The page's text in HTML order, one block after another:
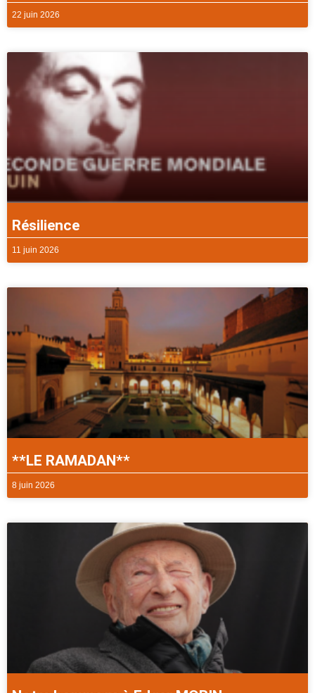
22 juin 2026
Résilience
11 juin 2026
**LE RAMADAN**
8 juin 2026